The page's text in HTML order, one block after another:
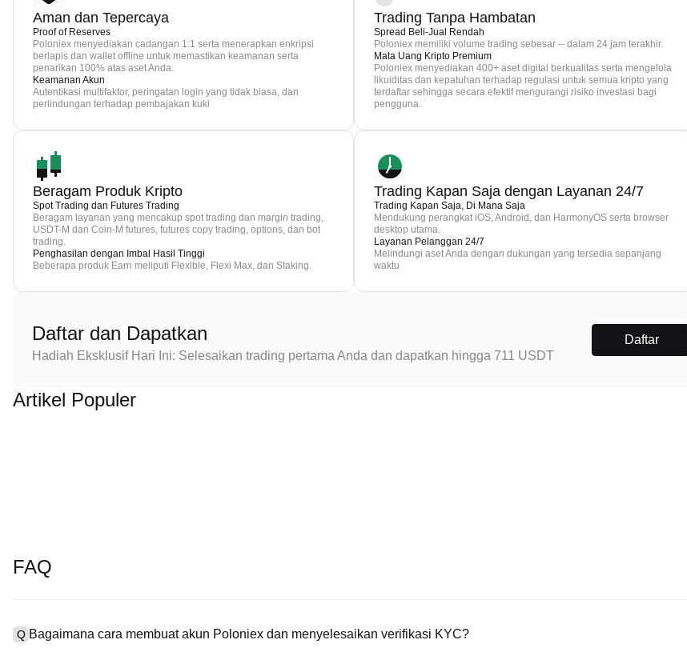
Aman dan Tepercaya
Proof of Reserves
Poloniex menyediakan cadangan 1:1 serta menerapkan enkripsi
berlapis dan wallet offline untuk memastikan keamanan serta
penarikan 100% atas aset Anda.
Keamanan Akun
Autentikasi multifaktor, peringatan login yang tidak biasa, dan
perlindungan terhadap pembajakan kuki
Trading Tanpa Hambatan
Spread Beli-Jual Rendah
Poloniex memiliki volume trading sebesar -- dalam 24 jam terakhir.
Mata Uang Kripto Premium
Poloniex menyediakan 400+ aset digital berkualitas serta mengelola
likuiditas dan kepatuhan terhadap regulasi untuk semua kripto yang
terdaftar sehingga secara efektif mengurangi risiko investasi bagi
pengguna.
Beragam Produk Kripto
Spot Trading dan Futures Trading
Beragam layanan yang mencakup spot trading dan margin trading,
USDT-M dan Coin-M futures, futures copy trading, options, dan bot
trading.
Penghasilan dengan Imbal Hasil Tinggi
Beberapa produk Earn meliputi Flexible, Flexi Max, dan Staking.
Trading Kapan Saja dengan Layanan 24/7
Trading Kapan Saja, Di Mana Saja
Mendukung perangkat iOS, Android, dan HarmonyOS serta browser
desktop utama.
Layanan Pelanggan 24/7
Melindungi aset Anda dengan dukungan yang tersedia sepanjang
waktu
Daftar dan Dapatkan
Hadiah Eksklusif Hari Ini: Selesaikan trading pertama Anda dan dapatkan hingga 711 USDT
Daftar
Artikel Populer
FAQ
Q Bagaimana cara membuat akun Poloniex dan menyelesaikan verifikasi KYC?